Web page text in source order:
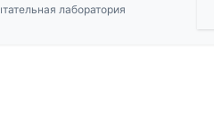
лаборатория